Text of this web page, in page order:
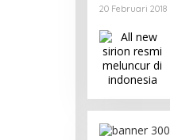
20 Februari 2018